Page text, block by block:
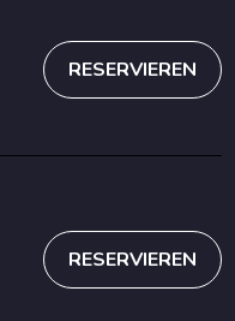
RESERVIEREN
RESERVIEREN